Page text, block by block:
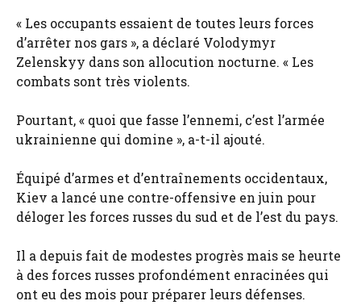
« Les occupants essaient de toutes leurs forces
d’arrêter nos gars », a déclaré Volodymyr
Zelenskyy dans son allocution nocturne. « Les
combats sont très violents.
Pourtant, « quoi que fasse l’ennemi, c’est l’armée
ukrainienne qui domine », a-t-il ajouté.
Équipé d’armes et d’entraînements occidentaux,
Kiev a lancé une contre-offensive en juin pour
déloger les forces russes du sud et de l’est du pays.
Il a depuis fait de modestes progrès mais se heurte
à des forces russes profondément enracinées qui
ont eu des mois pour préparer leurs défenses.